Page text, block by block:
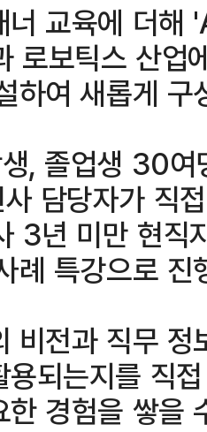
너 교육에 더해
로보틱스 산업
하여 새롭게 구
, 졸업생 30
담당자가 직
3년 미만 현직
례 특강으로 진
비전과 직무
되는지를 직
경험을 쌓을